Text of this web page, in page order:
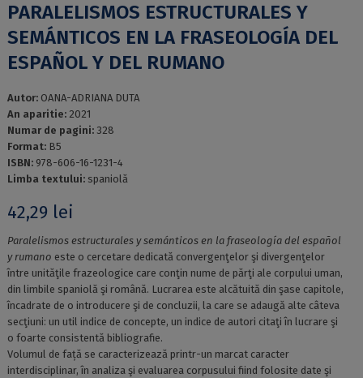
PARALELISMOS ESTRUCTURALES Y
SEMÁNTICOS EN LA FRASEOLOGÍA DEL
ESPAÑOL Y DEL RUMANO
Autor: OANA-ADRIANA DUTA
An aparitie: 2021
Numar de pagini: 328
Format: B5
ISBN: 978-606-16-1231-4
Limba textului: spaniolă
42,29 lei
Paralelismos estructurales y semánticos en la fraseología del español
y rumano este o cercetare dedicată convergenţelor şi divergenţelor
între unităţile frazeologice care conţin nume de părţi ale corpului uman,
din limbile spaniolă şi română. Lucrarea este alcătuită din şase capitole,
încadrate de o introducere şi de concluzii, la care se adaugă alte câteva
secţiuni: un util indice de concepte, un indice de autori citaţi în lucrare şi
o foarte consistentă bibliografie.
Volumul de față se caracterizează printr-un marcat caracter
interdisciplinar, în analiza şi evaluarea corpusului fiind folosite date şi